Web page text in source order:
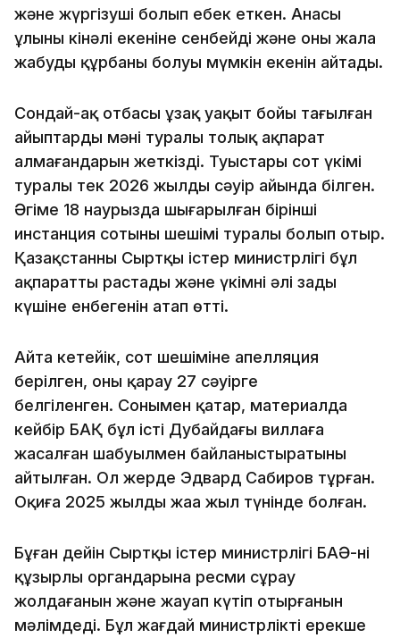
және жүргізуші болып еңбек еткен. Анасы
ұлының кінәлі екеніне сенбейді және оның жала
жабудың құрбаны болуы мүмкін екенін айтады.
Сондай-ақ отбасы ұзақ уақыт бойы тағылған
айыптардың мәні туралы толық ақпарат
алмағандарын жеткізді. Туыстары сот үкімі
туралы тек 2026 жылдың сәуір айында білген.
Әңгіме 18 наурызда шығарылған бірінші
инстанция сотының шешімі туралы болып отыр.
Қазақстанның Сыртқы істер министрлігі бұл
ақпаратты растады және үкімнің әлі заңды
күшіне енбегенін атап өтті.
Айта кетейік, сот шешіміне апелляция
берілген, оны қарау 27 сәуірге
белгіленген. Сонымен қатар, материалда
кейбір БАҚ бұл істі Дубайдағы виллаға
жасалған шабуылмен байланыстыратыны
айтылған. Ол жерде Эдвард Сабиров тұрған.
Оқиға 2025 жылдың жаңа жыл түнінде болған.
Бұған дейін Сыртқы істер министрлігі БАӘ-нің
құзырлы органдарына ресми сұрау
жолдағанын және жауап күтіп отырғанын
мәлімдеді. Бұл жағдай министрліктің ерекше